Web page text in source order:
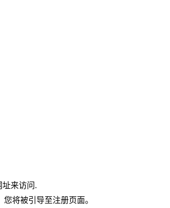
来访问.
将被引导至注册页面。